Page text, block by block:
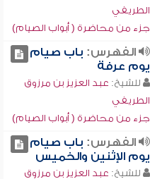
الطريفي
جزء من محاضرة ( أبواب الصيام)
الفهرس: باب صيام
يوم عرفة
للشيخ: عبد العزيز بن مرزوق
الطريفي
جزء من محاضرة ( أبواب الصيام)
الفهرس: باب صيام
يوم الإثنين والخميس
للشيخ: عبد العزيز بن مرزوق